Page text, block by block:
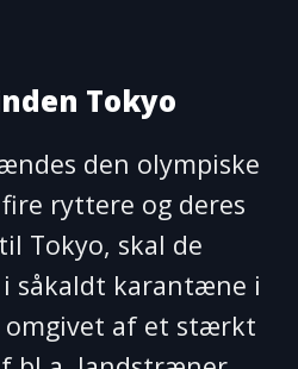
Tokyo
den olympiske
ryttere og deres
Tokyo, skal de
såkaldt karantæne i
omgivet af et stærkt